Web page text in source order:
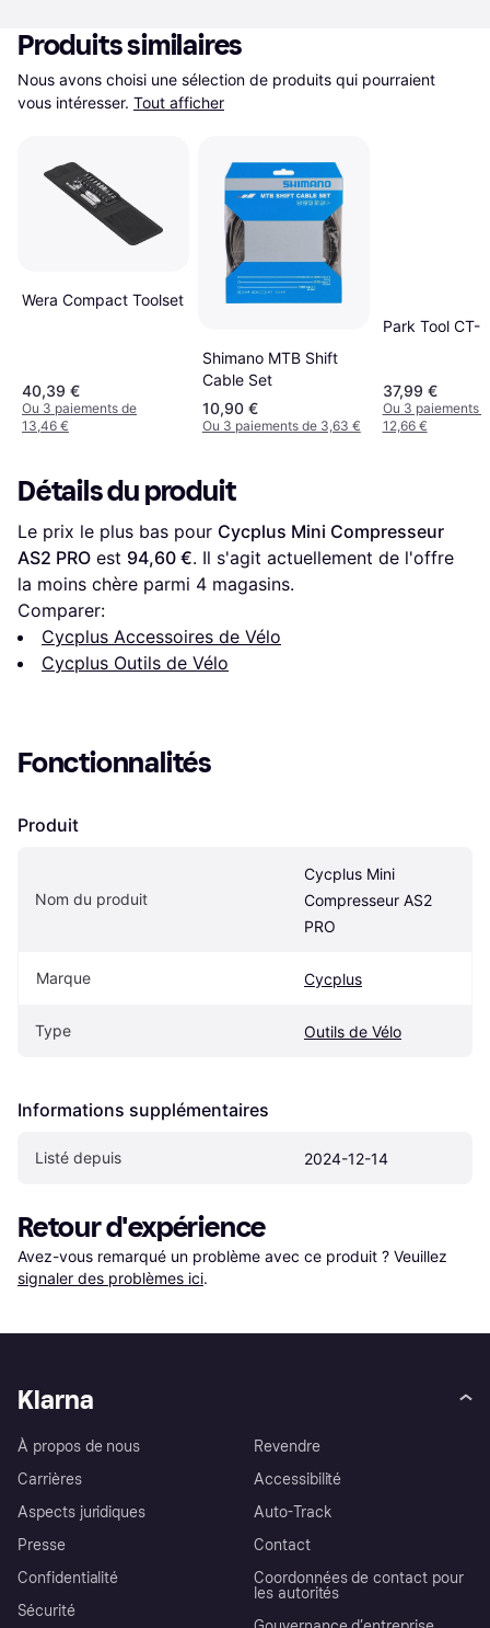
Produits similaires
Nous avons choisi une sélection de produits qui pourraient
vous intéresser. Tout afficher
Wera Compact Toolset
40,39 €
Ou 3 paiements de
13,46 €
Shimano MTB Shift
Cable Set
10,90 €
Ou 3 paiements de 3,63 €
Park Tool CT-
37,99 €
Ou 3 paiements
12,66 €
Détails du produit
Le prix le plus bas pour Cycplus Mini Compresseur
AS2 PRO est 94,60 €. Il s'agit actuellement de l'offre
la moins chère parmi 4 magasins.
Comparer:
Cycplus Accessoires de Vélo
Cycplus Outils de Vélo
Fonctionnalités
Produit
Nom du produit
Cycplus Mini
Compresseur AS2
PRO
Marque Cycplus
Type Outils de Vélo
Informations supplémentaires
Listé depuis 2024-12-14
Retour d'expérience
Avez-vous remarqué un problème avec ce produit ? Veuillez
signaler des problèmes ici.
Klarna
À propos de nous
Carrières
Aspects juridiques
Presse
Confidentialité
Sécurité
Revendre
Accessibilité
Auto-Track
Contact
Coordonnées de contact pour
les autorités